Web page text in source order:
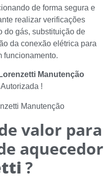
de forma segura e
realizar verificações
do gás, substituição de
da conexão elétrica para
funcionamento.
Manutenção
!
valor para
aquecedor
?